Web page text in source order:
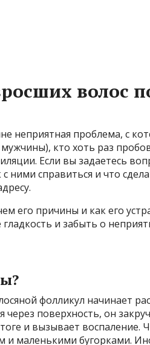
волос
неприятная проблема, с
кто хоть раз
Если вы задаетесь
ними справиться и что
его причины и как его
и забыть о
фолликул начинает
поверхность, он
и вызывает воспаление.
и маленькими бугорками.